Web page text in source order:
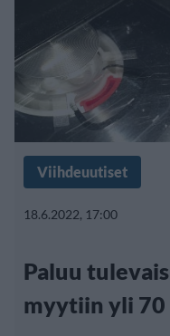
Viihdeuutiset
18.6.2022, 17:00
Paluu
myytiin yli 70